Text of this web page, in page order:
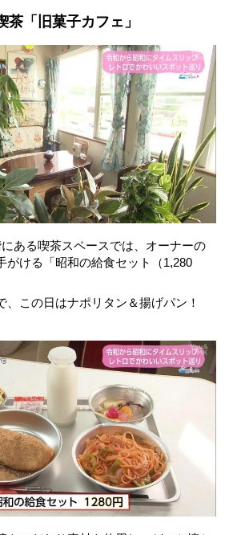
茶「旧菓子カフェ」
にある喫茶スペースでは、オーナーの
がける「昭和の給食セット（1,280
、この日はナポリタン＆揚げパン！